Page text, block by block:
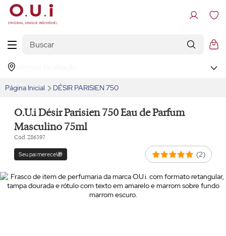
Página Inicial DÉSIR PARISIEN 750
O.U.i Désir Parisien 750 Eau de Parfum
Masculino 75ml
Cód. Z86397
Seu pai merece!🎁 (2)